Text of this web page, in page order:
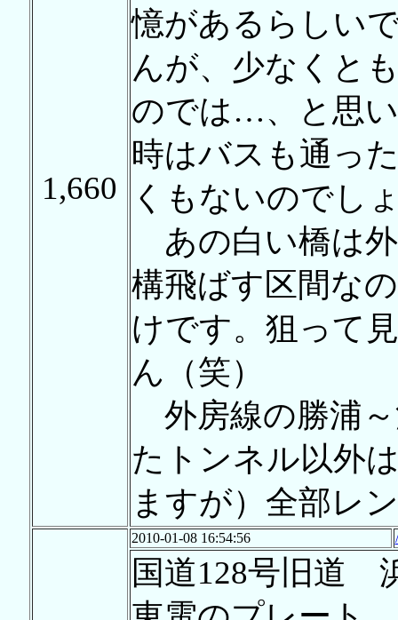
1,660
憶があるらしい
んが、少なくと
のでは…、と思
時はバスも通っ
くもないのでし
あの白い橋は
構飛ばす区間な
けです。狙って
ん（笑）
外房線の勝浦
たトンネル以外
ますが）全部レ
2010-01-08 16:54:56
国道128号旧